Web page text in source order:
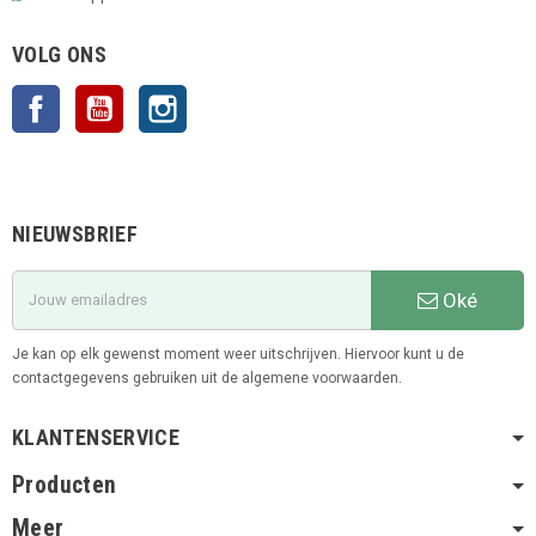
VOLG ONS
Facebook YouTube
NIEUWSBRIEF
Oké
Je kan op elk gewenst moment weer uitschrijven. Hiervoor kunt u de
contactgegevens gebruiken uit de algemene voorwaarden.
KLANTENSERVICE
Producten
Meer